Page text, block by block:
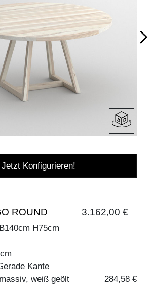
Jetzt Konfigurieren!
ROUND 3.162,00 €
H75cm
Kante
weiß geölt
284,58 €